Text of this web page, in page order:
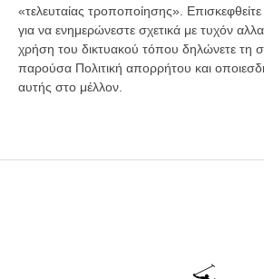
«τελευταίας τροποποίησης».
για να ενημερώνεστε σχετικά με τυχόν
χρήση του δικτυακού τόπου δηλώνετε τη
παρούσα Πολιτική απορρήτου και
αυτής στο μέλλον.